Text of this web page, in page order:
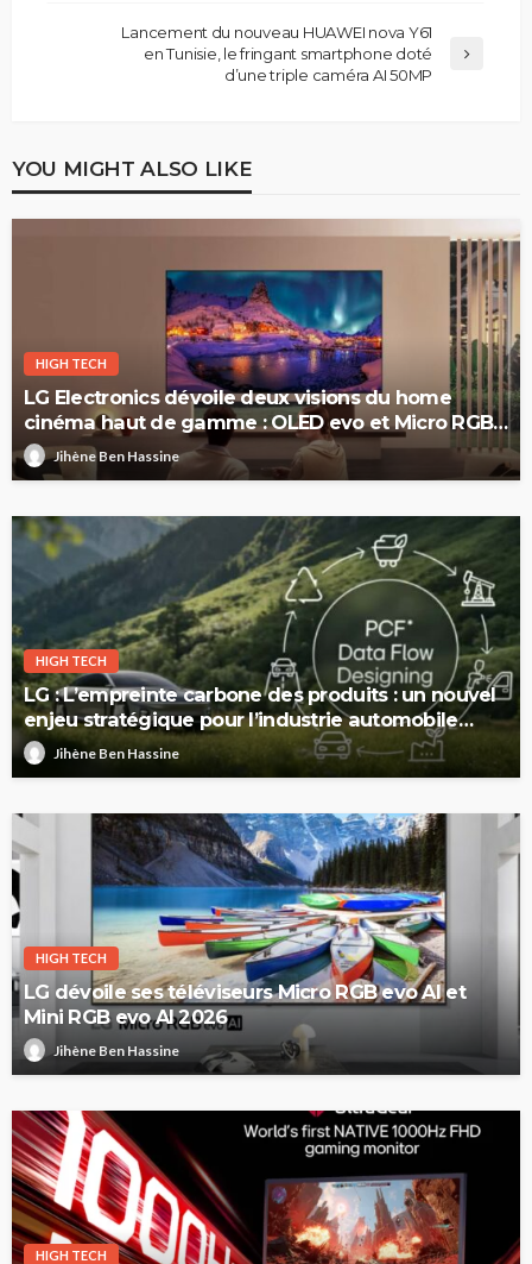
Lancement du nouveau HUAWEI nova Y61
en Tunisie, le fringant smartphone doté
d’une triple caméra AI 50MP
YOU MIGHT ALSO LIKE
HIGH TECH
LG Electronics dévoile deux visions du home
cinéma haut de gamme : OLED evo et Micro RGB
evoJihène Ben Hassine
HIGH TECH
LG : L’empreinte carbone des produits : un nouvel
enjeu stratégique pour l’industrie automobile
européenne
Jihène Ben Hassine
HIGH TECH
LG dévoile ses téléviseurs Micro RGB evo AI et
Mini RGB evo AI 2026
Jihène Ben Hassine
HIGH TECH